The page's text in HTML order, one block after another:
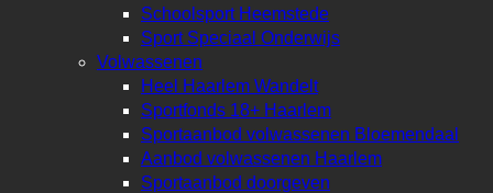
Schoolsport Heemstede
Sport Speciaal Onderwijs
Volwassenen
Heel Haarlem Wandelt
Sportfonds 18+ Haarlem
Sportaanbod volwassenen Bloemendaal
Aanbod volwassenen Haarlem
Sportaanbod doorgeven